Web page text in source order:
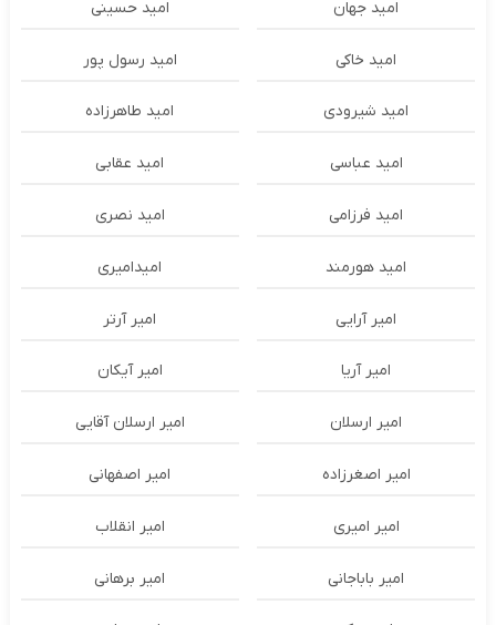
امید جهان امید حسینی
امید خاکی امید رسول پور
امید شیرودی امید طاهرزاده
امید عباسی امید عقابی
امید فرزامی امید نصری
امید هورمند امیدامیری
امیر آرایی امیر آرتر
امیر آریا امیر آیکان
امیر ارسلان امیر ارسلان آقایی
امیر اصغرزاده امیر اصفهانی
امیر امیری امیر انقلاب
امیر باباجانی امیر برهانی